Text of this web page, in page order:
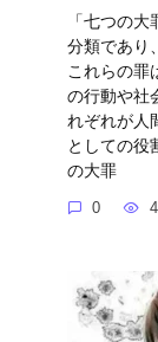
「七つの
分類であり
これらの罪
の行動や社
れぞれが人
としての役
の大罪
0